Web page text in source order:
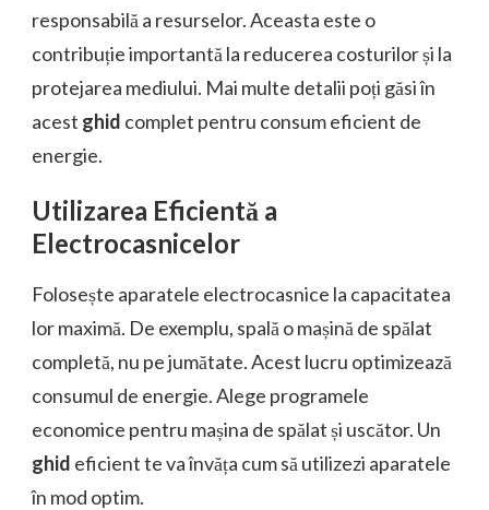
responsabilă a resurselor. Aceasta este o
contribuție importantă la reducerea costurilor și la
protejarea mediului. Mai multe detalii poți găsi în
acest ghid complet pentru consum eficient de
energie.
Utilizarea Eficientă a
Electrocasnicelor
Folosește aparatele electrocasnice la capacitatea
lor maximă. De exemplu, spală o mașină de spălat
completă, nu pe jumătate. Acest lucru optimizează
consumul de energie. Alege programele
economice pentru mașina de spălat și uscător. Un
ghid eficient te va învăța cum să utilizezi aparatele
în mod optim.